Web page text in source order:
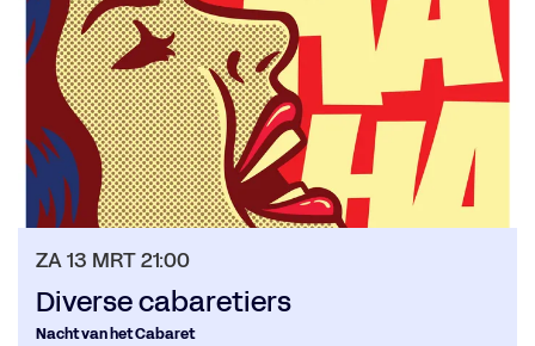
Diverse cabaretiers
Nacht van het Cabaret
ZA 13 MRT21:00